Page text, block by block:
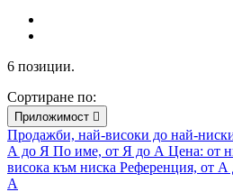
6 позиции.
Сортиране по:
Приложимост 
Продажби, най-високи до най-
А до Я По име, от Я до А Цена: от
висока към ниска Референция, от А
А